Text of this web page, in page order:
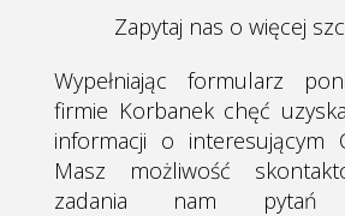
Zapytaj nas o więcej
Wypełniając formularz
firmie Korbanek chęć
informacji o interesującym
Masz możliwość
zadania nam pytań